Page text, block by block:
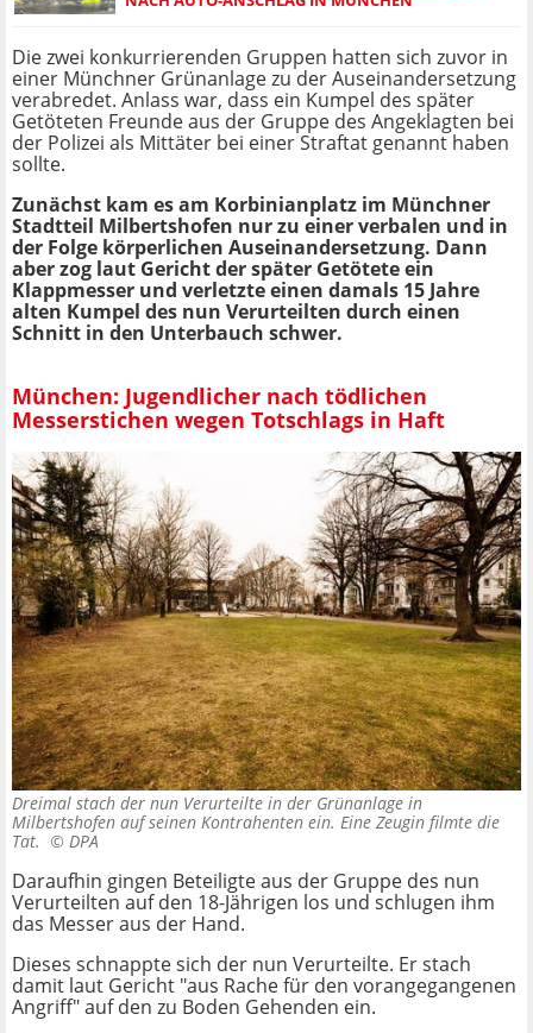
Die zwei konkurrierenden Gruppen hatten sich zuvor in
einer Münchner Grünanlage zu der Auseinandersetzung
verabredet. Anlass war, dass ein Kumpel des später
Getöteten Freunde aus der Gruppe des Angeklagten bei
der Polizei als Mittäter bei einer Straftat genannt haben
sollte.
Zunächst kam es am Korbinianplatz im Münchner
Stadtteil Milbertshofen nur zu einer verbalen und in
der Folge körperlichen Auseinandersetzung. Dann
aber zog laut Gericht der später Getötete ein
Klappmesser und verletzte einen damals 15 Jahre
alten Kumpel des nun Verurteilten durch einen
Schnitt in den Unterbauch schwer.
München: Jugendlicher nach tödlichen
Messerstichen wegen Totschlags in Haft
Dreimal stach der nun Verurteilte in der Grünanlage in
Milbertshofen auf seinen Kontrahenten ein. Eine Zeugin filmte die
Tat. © DPA
Daraufhin gingen Beteiligte aus der Gruppe des nun
Verurteilten auf den 18-Jährigen los und schlugen ihm
das Messer aus der Hand.
Dieses schnappte sich der nun Verurteilte. Er stach
damit laut Gericht "aus Rache für den vorangegangenen
Angriff" auf den zu Boden Gehenden ein.